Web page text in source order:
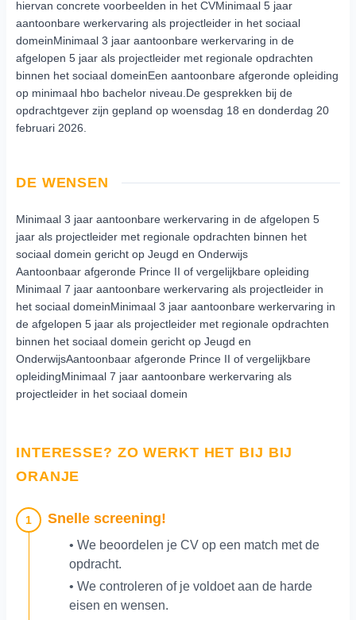
hiervan concrete voorbeelden in het CVMinimaal 5 jaar
aantoonbare werkervaring als projectleider in het sociaal
domeinMinimaal 3 jaar aantoonbare werkervaring in de
afgelopen 5 jaar als projectleider met regionale opdrachten
binnen het sociaal domeinEen aantoonbare afgeronde opleiding
op minimaal hbo bachelor niveau.De gesprekken bij de
opdrachtgever zijn gepland op woensdag 18 en donderdag 20
februari 2026.
DE WENSEN
Minimaal 3 jaar aantoonbare werkervaring in de afgelopen 5
jaar als projectleider met regionale opdrachten binnen het
sociaal domein gericht op Jeugd en Onderwijs
Aantoonbaar afgeronde Prince II of vergelijkbare opleiding
Minimaal 7 jaar aantoonbare werkervaring als projectleider in
het sociaal domeinMinimaal 3 jaar aantoonbare werkervaring in
de afgelopen 5 jaar als projectleider met regionale opdrachten
binnen het sociaal domein gericht op Jeugd en
OnderwijsAantoonbaar afgeronde Prince II of vergelijkbare
opleidingMinimaal 7 jaar aantoonbare werkervaring als
projectleider in het sociaal domein
INTERESSE? ZO WERKT HET BIJ BIJ
ORANJE
1 Snelle screening!
• We beoordelen je CV op een match met de
opdracht.
• We controleren of je voldoet aan de harde
eisen en wensen.